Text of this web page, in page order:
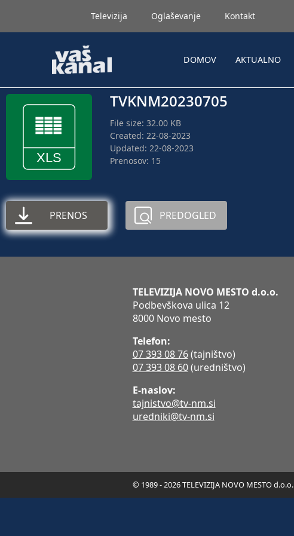
Televizija Oglaševanje Kontakt
DOMOV AKTUALNO
TVKNM20230705
File size: 32.00 KB
Created: 22-08-2023
Updated: 22-08-2023
Prenosov: 15
PRENOS PREDOGLED
TELEVIZIJA NOVO MESTO d.o.o.
Podbevškova ulica 12
8000 Novo mesto
Telefon:
07 393 08 76(tajništvo)
07 393 08 60(uredništvo)
E-naslov:
tajnistvo@tv-nm.si
uredniki@tv-nm.si
© 1989 - 2026 TELEVIZIJA NOVO MESTO d.o.o.